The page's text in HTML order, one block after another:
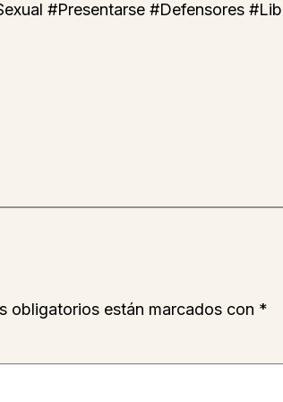
#Presentarse #Defensores
obligatorios están marcados con *